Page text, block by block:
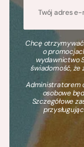
Chcę
o
wydawnictwo
świadomość, że
Administratorem
osobowe
Szczegółowe